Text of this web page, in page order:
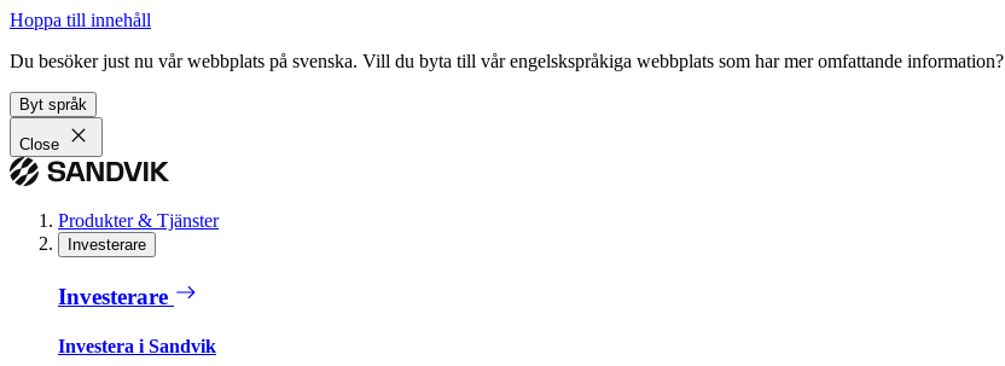
Hoppa till innehåll
Du besöker just nu vår webbplats på svenska. Vill du byta till vår engelskspråkiga webbplats som har mer omfattande information?
Byt språk
Close
Produkter & Tjänster
Investerare
Investerare
Investera i Sandvik